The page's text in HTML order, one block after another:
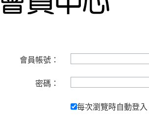
會員帳號：
密碼：
每次瀏覽時自動登入